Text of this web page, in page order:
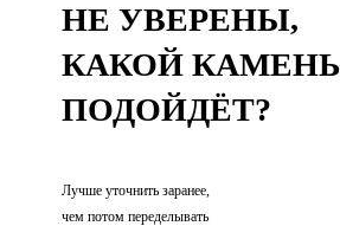
НЕ УВЕРЕНЫ,
КАКОЙ КАМЕНЬ
ПОДОЙДЁТ?
Лучше уточнить заранее,
чем потом переделывать